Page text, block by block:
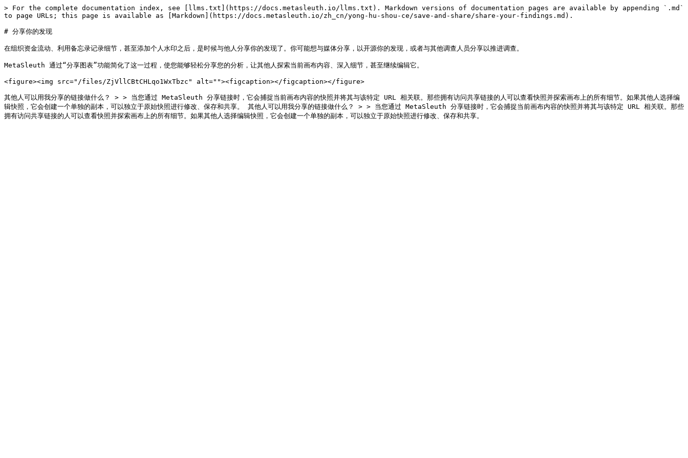
> For the complete documentation index, see [llms.txt](https://docs.metasleuth.io/llms.txt). Markdown versions of documentation pages are available by appending `.md`
to page URLs; this page is available as [Markdown](https://docs.metasleuth.io/zh_cn/yong-hu-shou-ce/save-and-share/share-your-findings.md).
# 分享你的发现
在组织资金流动、利用备忘录记录细节，甚至添加个人水印之后，是时候与他人分享你的发现了。你可能想与媒体分享，以开源你的发现，或者与其他调查人员分享以推进调查。
MetaSleuth 通过“分享图表”功能简化了这一过程，使您能够轻松分享您的分析，让其他人探索当前画布内容、深入细节，甚至继续编辑它。
<figure><img src="/files/ZjVllCBtCHLqo1WxTbzc" alt=""><figcaption></figcaption></figure>
其他人可以用我分享的链接做什么？ > > 当您通过 MetaSleuth 分享链接时，它会捕捉当前画布内容的快照并将其与该特定 URL 相关联。那些拥有访问共享链接的人可以查看快照并探索画布上的所有细节。如果其他人选择编
辑快照，它会创建一个单独的副本，可以独立于原始快照进行修改、保存和共享。 其他人可以用我分享的链接做什么？ > > 当您通过 MetaSleuth 分享链接时，它会捕捉当前画布内容的快照并将其与该特定 URL 相关联。那些